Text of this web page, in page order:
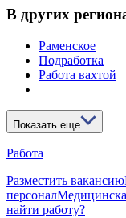
В других
Раменское
Подработка
Работа вахтой
Показать еще
Работа
Разместить вакансию
персонал
найти работу?